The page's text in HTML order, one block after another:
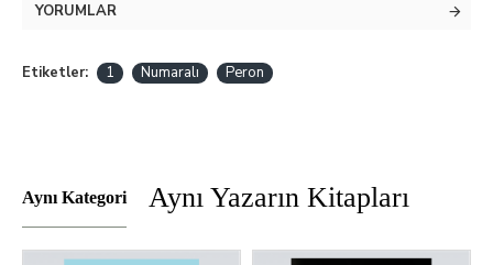
YORUMLAR
Etiketler: 1 Numaralı Peron
Aynı Kategori Aynı Yazarın Kitapları